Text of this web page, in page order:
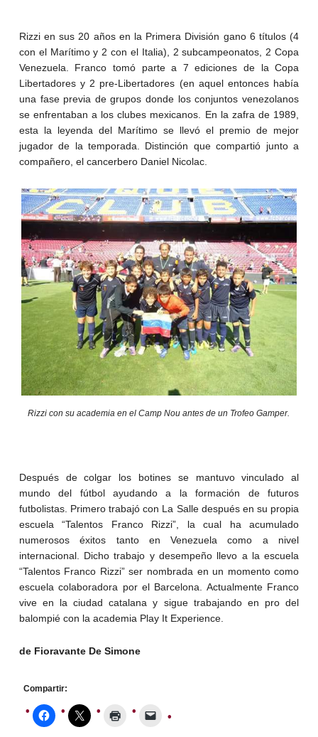
Rizzi en sus 20 años en la Primera División gano 6 títulos (4
con el Marítimo y 2 con el Italia), 2 subcampeonatos, 2 Copa
Venezuela. Franco tomó parte a 7 ediciones de la Copa
Libertadores y 2 pre-Libertadores (en aquel entonces había
una fase previa de grupos donde los conjuntos venezolanos
se enfrentaban a los clubes mexicanos. En la zafra de 1989,
esta la leyenda del Marítimo se llevó el premio de mejor
jugador de la temporada. Distinción que compartió junto a
compañero, el cancerbero Daniel Nicolac.
Rizzi con su academia en el Camp Nou antes de un Trofeo Gamper.
Después de colgar los botines se mantuvo vinculado al
mundo del fútbol ayudando a la formación de futuros
futbolistas. Primero trabajó con La Salle después en su propia
escuela “Talentos Franco Rizzi”, la cual ha acumulado
numerosos éxitos tanto en Venezuela como a nivel
internacional. Dicho trabajo y desempeño llevo a la escuela
“Talentos Franco Rizzi” ser nombrada en un momento como
escuela colaboradora por el Barcelona. Actualmente Franco
vive en la ciudad catalana y sigue trabajando en pro del
balompié con la academia Play It Experience.
de Fioravante De Simone
Compartir: